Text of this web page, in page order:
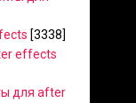
[3338]
effects
для after